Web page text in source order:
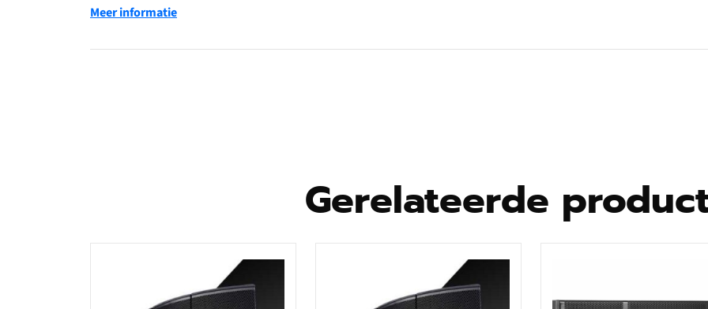
frequentierespons bij -6dB: 80 – 20.000 Hz
soort versterker: 400 W RMS klasse D Digipro G3
28bit/56Hz DSP-processor
AD/DA converter: 24/48 kHz
Meer informatie
Gerelateerde